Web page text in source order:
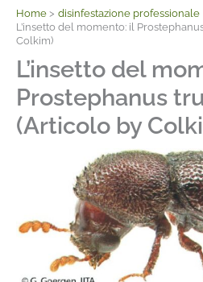
Home
disinfestazione professionale
L’insetto del momento: il
Colkim)
L’insetto del
Prostephanus
(Articolo by